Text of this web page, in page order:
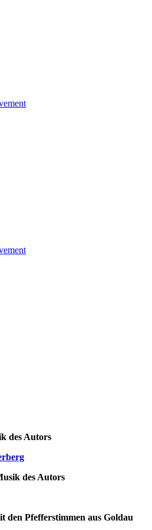
des Autors
des Autors
den Pfefferstimmen aus Goldau